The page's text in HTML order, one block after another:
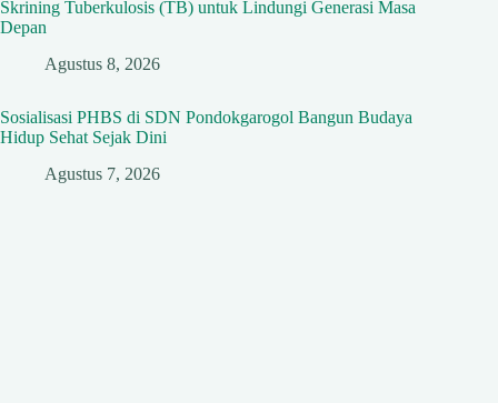
Skrining Tuberkulosis (TB) untuk Lindungi Generasi Masa
Depan
Agustus 8, 2026
Sosialisasi PHBS di SDN Pondokgarogol Bangun Budaya
Hidup Sehat Sejak Dini
Agustus 7, 2026